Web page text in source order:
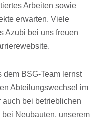
Arbei­ten sowie
erwar­ten. Viele
Azubi bei uns freuen
BSG-Team lernst
Abtei­lungs­wech­sel im
bei betrieb­li­chen
Neubau­ten, unse­rem